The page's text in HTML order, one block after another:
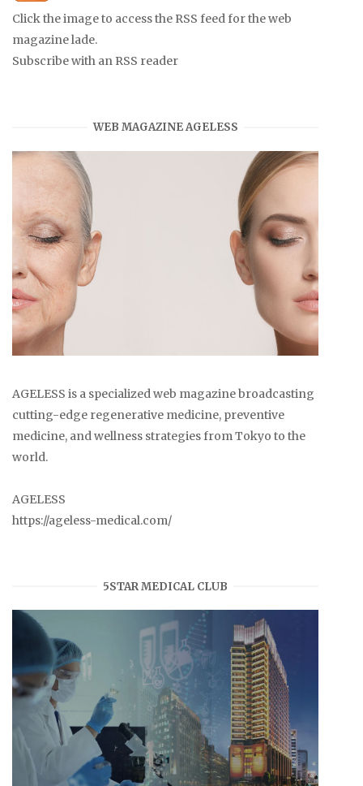
Click the image to access the RSS feed for the web
magazine lade.
Subscribe with an RSS reader
WEB MAGAZINE AGELESS
AGELESS is a specialized web magazine broadcasting
cutting-edge regenerative medicine, preventive
medicine, and wellness strategies from Tokyo to the
world.
AGELESS
https://ageless-medical.com/
5STAR MEDICAL CLUB